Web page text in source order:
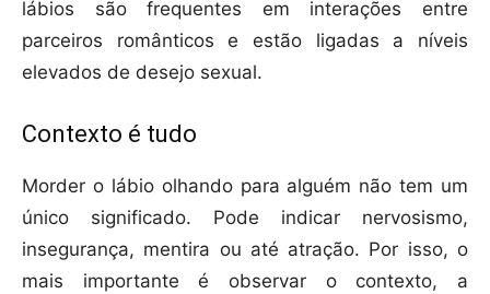
lábios são frequentes em interações entre
parceiros românticos e estão ligadas a níveis
elevados de desejo sexual.
Contexto é tudo
Morder o lábio olhando para alguém não tem um
único significado. Pode indicar nervosismo,
insegurança, mentira ou até atração. Por isso, o
mais importante é observar o contexto, a